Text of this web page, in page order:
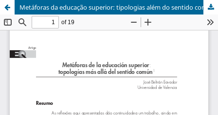
Metáforas da educação superior: tipologias além do sentido comum